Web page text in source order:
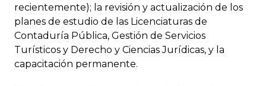
recientemente); la revisión y actualización de los
planes de estudio de las Licenciaturas de
Contaduría Pública, Gestión de Servicios
Turísticos y Derecho y Ciencias Jurídicas, y la
capacitación permanente.